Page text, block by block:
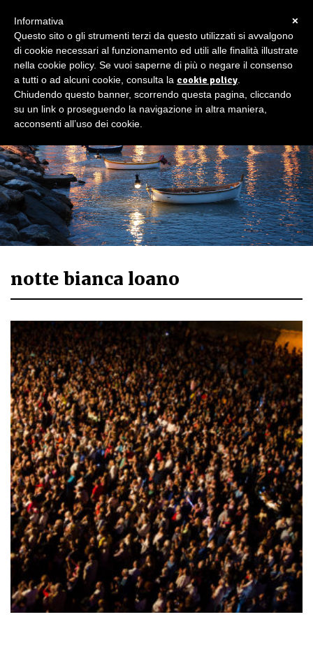
notte bianca loano
×
Informativa
Questo sito o gli strumenti terzi da questo utilizzati si avvalgono
di cookie necessari al funzionamento ed utili alle finalità illustrate
nella cookie policy. Se vuoi saperne di più o negare il consenso
a tutti o ad alcuni cookie, consulta la cookie policy
Chiudendo questo banner, scorrendo questa pagina, cliccando
su un link o proseguendo la navigazione in altra maniera,
acconsenti all’uso dei cookie.